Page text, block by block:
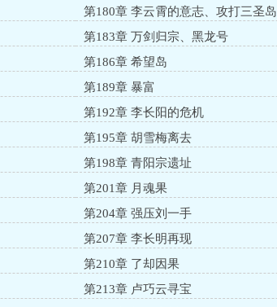
第180章 李云霄的意志、攻打三圣岛
第183章 万剑归宗、黑龙号
第186章 希望岛
第189章 暴富
第192章 李长阳的危机
第195章 胡雪梅离去
第198章 青阳宗遗址
第201章 月魂果
第204章 强压刘一手
第207章 李长明再现
第210章 了却因果
第213章 卢巧云寻宝